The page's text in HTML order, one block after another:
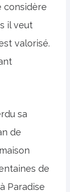
considère
il veut
valorisé.
sa
de
de
Paradise